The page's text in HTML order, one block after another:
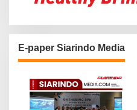
E-paper Siarindo Media